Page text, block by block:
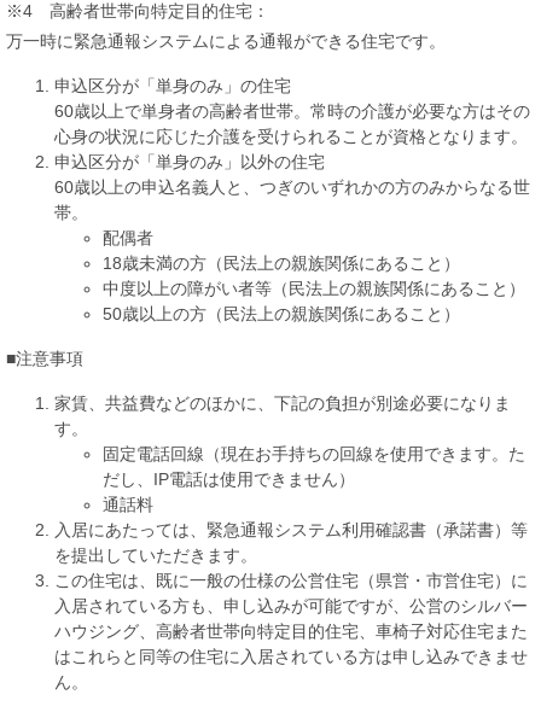
※4 高齢者世帯向特定目的住宅：
万一時に緊急通報システムによる通報ができる住宅です。
申込区分が「単身のみ」の住宅
60歳以上で単身者の高齢者世帯。常時の介護が必要な方はその
心身の状況に応じた介護を受けられることが資格となります。
申込区分が「単身のみ」以外の住宅
60歳以上の申込名義人と、つぎのいずれかの方のみからなる世
帯。
配偶者
18歳未満の方（民法上の親族関係にあること）
中度以上の障がい者等（民法上の親族関係にあること）
50歳以上の方（民法上の親族関係にあること）
■注意事項
家賃、共益費などのほかに、下記の負担が別途必要になりま
す。
固定電話回線（現在お手持ちの回線を使用できます。た
だし、IP電話は使用できません）
通話料
入居にあたっては、緊急通報システム利用確認書（承諾書）等
を提出していただきます。
この住宅は、既に一般の仕様の公営住宅（県営・市営住宅）に
入居されている方も、申し込みが可能ですが、公営のシルバー
ハウジング、高齢者世帯向特定目的住宅、車椅子対応住宅また
はこれらと同等の住宅に入居されている方は申し込みできませ
ん。